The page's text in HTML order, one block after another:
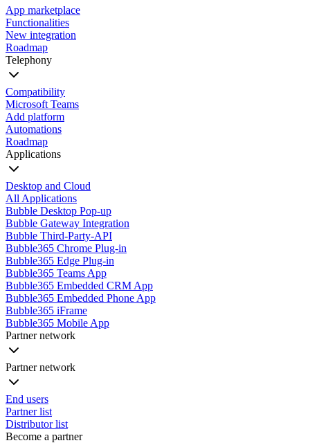
App marketplace
Functionalities
New integration
Roadmap
Telephony
Compatibility
Microsoft Teams
Add platform
Automations
Roadmap
Applications
Desktop and Cloud
All Applications
Bubble Desktop Pop-up
Bubble Gateway Integration
Bubble Third-Party-API
Bubble365 Chrome Plug-in
Bubble365 Edge Plug-in
Bubble365 Teams App
Bubble365 Embedded CRM App
Bubble365 Embedded Phone App
Bubble365 iFrame
Bubble365 Mobile App
Partner network
Partner network
End users
Partner list
Distributor list
Become a partner